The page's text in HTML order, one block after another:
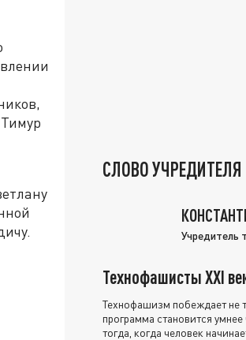
СЛОВО УЧРЕДИТЕЛЯ
Учредитель
Технофашисты XXI
Технофашизм побеждает не
программа становится
тогда, когда человек